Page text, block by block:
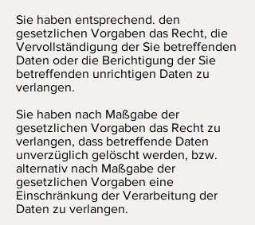
Sie haben entsprechend. den
gesetzlichen Vorgaben das Recht, die
Vervollständigung der Sie betreffenden
Daten oder die Berichtigung der Sie
betreffenden unrichtigen Daten zu
verlangen.
Sie haben nach Maßgabe der
gesetzlichen Vorgaben das Recht zu
verlangen, dass betreffende Daten
unverzüglich gelöscht werden, bzw.
alternativ nach Maßgabe der
gesetzlichen Vorgaben eine
Einschränkung der Verarbeitung der
Daten zu verlangen.